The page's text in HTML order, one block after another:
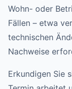
Wohn- oder
Fällen – etwa
technischen
Nachweise
Erkundigen Sie